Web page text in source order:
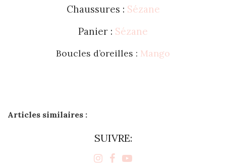
Chaussures : Sézane
Panier : Sézane
Boucles d’oreilles : Mango
Articles similaires :
SUIVRE: